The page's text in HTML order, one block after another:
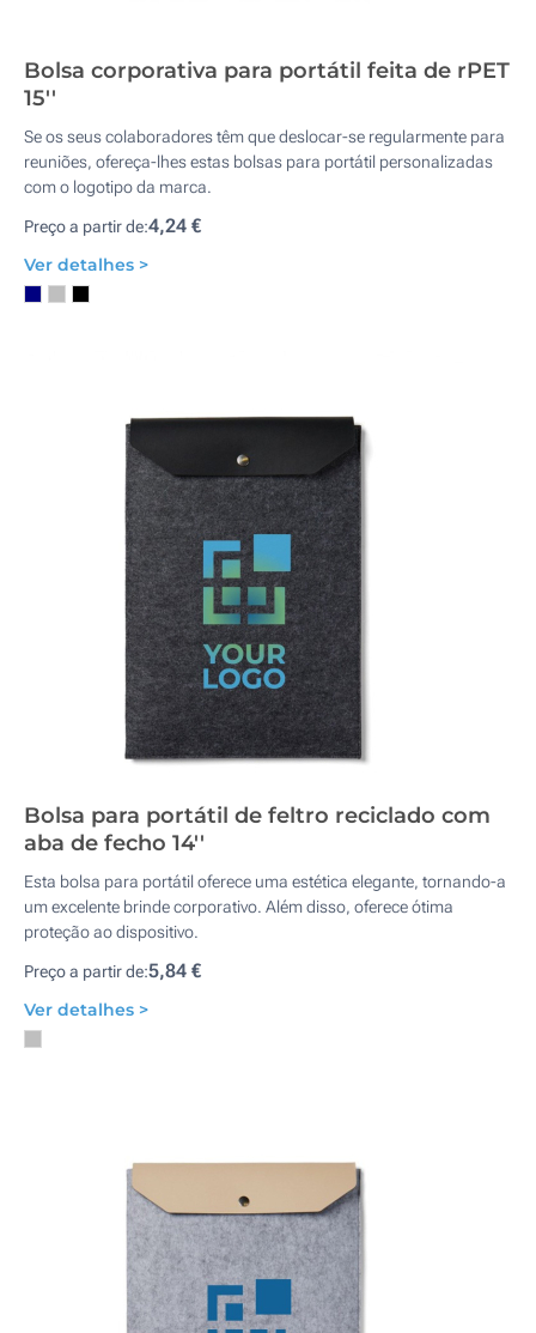
Bolsa corporativa para portátil feita de rPET
15''
Se os seus colaboradores têm que deslocar-se regularmente para
reuniões, ofereça-lhes estas bolsas para portátil personalizadas
com o logotipo da marca.
Preço a partir de:4,24 €
Ver detalhes >
Bolsa para portátil de feltro reciclado com
aba de fecho 14''
Esta bolsa para portátil oferece uma estética elegante, tornando-a
um excelente brinde corporativo. Além disso, oferece ótima
proteção ao dispositivo.
Preço a partir de:5,84 €
Ver detalhes >